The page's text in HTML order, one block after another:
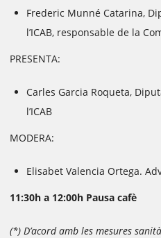
Frederic Munné Catarina,
l’ICAB, responsable de la
PRESENTA:
Carles Garcia Roqueta,
l’ICAB
MODERA:
Elisabet Valencia Ortega.
11:30h a 12:00h Pausa cafè
(*) D’acord amb les mesures